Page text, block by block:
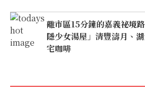
離市區15分鐘的嘉義祕境
隱少女湯屋」清豐濤月、
宅咖啡